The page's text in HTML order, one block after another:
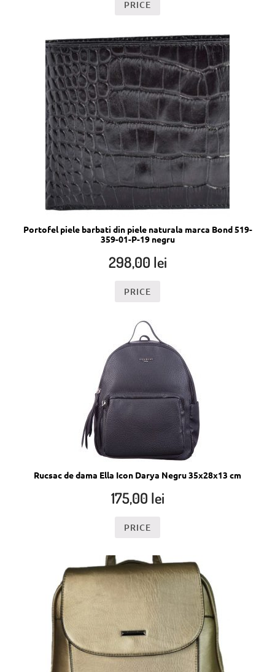
PRICE
Portofel piele barbati din piele naturala marca Bond 519-
359-01-P-19 negru
298,00 lei
PRICE
Rucsac de dama Ella Icon Darya Negru 35x28x13 cm
175,00 lei
PRICE